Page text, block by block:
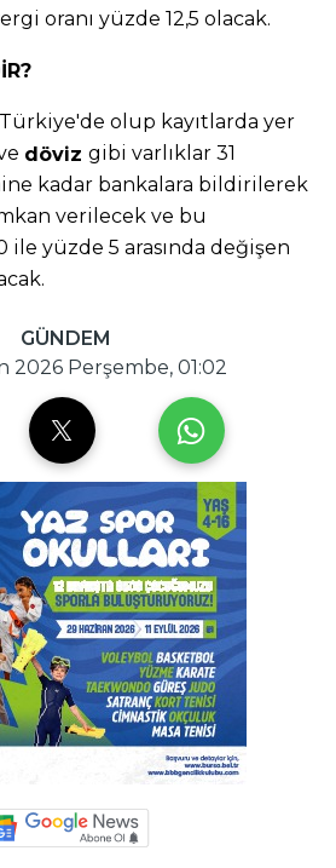
oranı yüzde 12,5 olacak.
olup kayıtlarda yer
döviz gibi varlıklar 31
kadar bankalara bildirilerek
verilecek ve bu
ile yüzde 5 arasında değişen
GÜNDEM
2026 Perşembe, 01:02